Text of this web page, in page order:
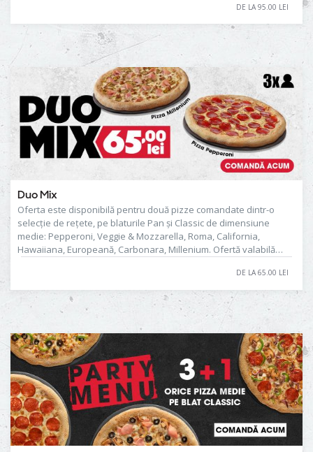
cumulează cu alte reduceri sau promoții aflate în desfășurare.
DE LA 95.00 LEI
Duo Mix
Oferta este disponibilă pentru două pizze comandate dintr-o
selecție de rețete, pe blaturile Pan și Classic de dimensiune
medie: Pepperoni, Veggie & Mozzarella, Roma, California,
Hawaiiana, Europeană, Carbonara, Millenium. Ofertă valabilă
cumulează cu alte reduceri sau promoții aflate în desfășurare.
DE LA 65.00 LEI